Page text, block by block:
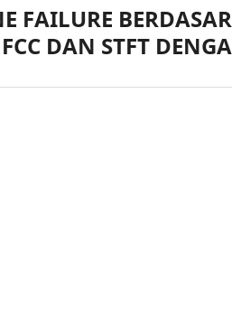
FAILURE
DAN STFT